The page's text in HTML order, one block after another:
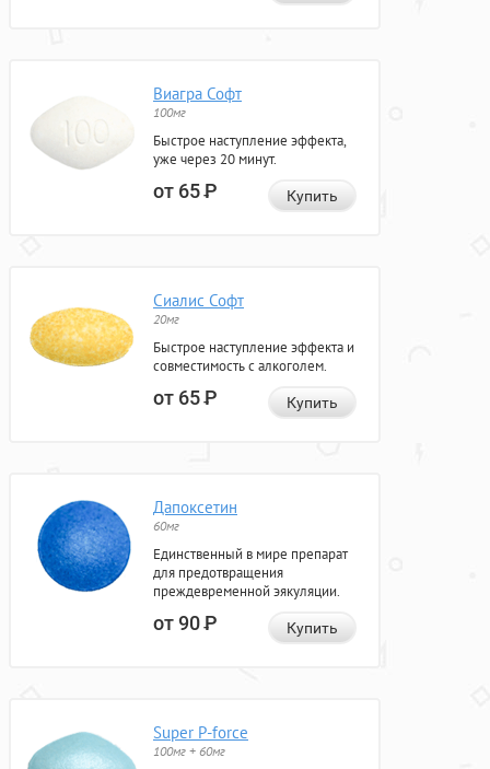
Виагра Софт
100мг
Быстрое наступление эффекта,
уже через 20 минут.
от 65Р Купить
Сиалис Софт
20мг
Быстрое наступление эффекта и
совместимость с алкоголем.
от 65Р Купить
Дапоксетин
60мг
Единственный в мире препарат
для предотвращения
преждевременной эякуляции.
от 90Р Купить
Super P-force
100мг + 60мг